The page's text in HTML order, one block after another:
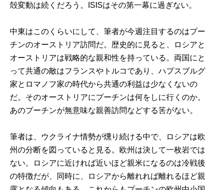
殻変動は続くだろう。ISISはその第一幕に過ぎない。
中東はこのくらいにして、筆者が今週注目するのはプー
チンのオーストリア訪問だ。歴史的に見ると、ロシアと
オーストリアは戦略的な親和性を持っている。両国にと
って共通の敵はフランスやトルコであり、ハプスブルグ
家とロマノフ家の時代から共通の利益は少なくないの
だ。そのオーストリアにプーチンは何をしに行くのか。
あのプーチンが無意味な親善訪問などする筈がない。
筆者は、ウクライナ情勢が燻り続ける中で、ロシアは欧
州の分断を図っていると見る。欧州は決して一枚岩では
ない。ロシアに近ければ近いほど親米になるのは冷戦後
の特徴だが、同時に、ロシアから離れれば離れるほど親